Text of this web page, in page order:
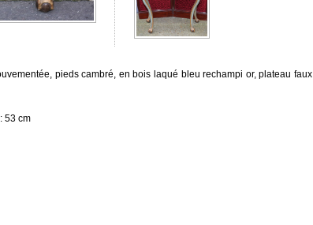
pieds cambré, en bois laqué bleu rechampi or, plateau faux
53 cm